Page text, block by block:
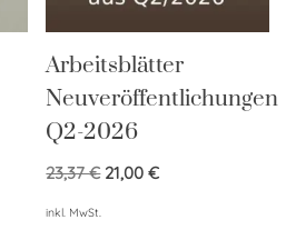
Arbeitsblätter
Neuveröffentlichungen
Q2-2026
23,37€ 21,00€
inkl. MwSt.